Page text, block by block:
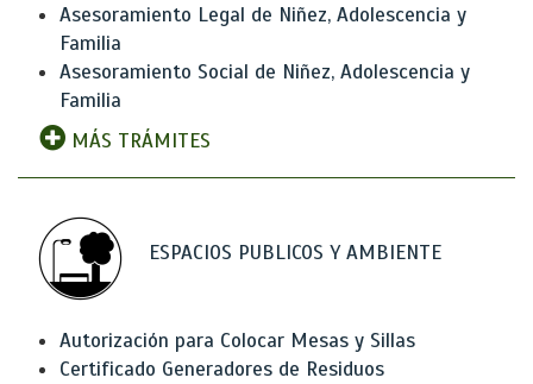
Asesoramiento Legal de Niñez, Adolescencia y
Familia
Asesoramiento Social de Niñez, Adolescencia y
Familia
MÁS TRÁMITES
ESPACIOS PUBLICOS Y AMBIENTE
Autorización para Colocar Mesas y Sillas
Certificado Generadores de Residuos